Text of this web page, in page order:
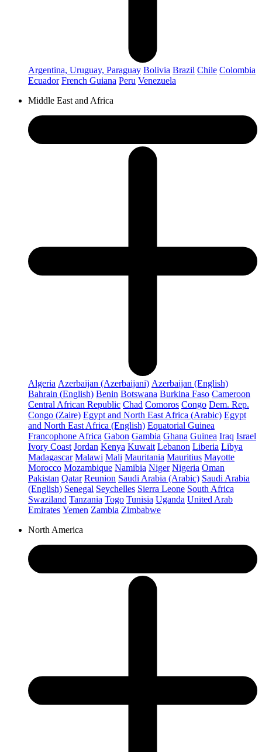
Argentina, Uruguay, Paraguay Bolivia Brazil Chile Colombia
Ecuador French Guiana Peru Venezuela
Middle East and Africa
Algeria Azerbaijan (Azerbaijani) Azerbaijan (English)
Bahrain (English) Benin Botswana Burkina Faso Cameroon
Central African Republic Chad Comoros Congo Dem. Rep.
Congo (Zaire) Egypt and North East Africa (Arabic) Egypt
and North East Africa (English) Equatorial Guinea
Francophone Africa Gabon Gambia Ghana Guinea Iraq Israel
Ivory Coast Jordan Kenya Kuwait Lebanon Liberia Libya
Madagascar Malawi Mali Mauritania Mauritius Mayotte
Morocco Mozambique Namibia Niger Nigeria Oman
Pakistan Qatar Reunion Saudi Arabia (Arabic) Saudi Arabia
(English) Senegal Seychelles Sierra Leone South Africa
Swaziland Tanzania Togo Tunisia Uganda United Arab
Emirates Yemen Zambia Zimbabwe
North America